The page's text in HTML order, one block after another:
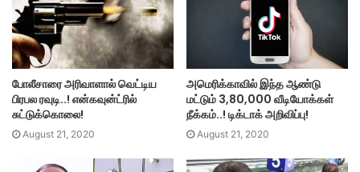
போலீசாரை அரிவாளால் வெட்டிய
பிரபல ரவுடி..! என்கவுன்ட்ரில்
சுட்டுக்கொலை!
August 21, 2020
அமெரிக்காவில் இந்த ஆண்டு
மட்டும் 3,80,000 வீடியோக்கள்
நீக்கம்..! டிக்டாக் அறிவிப்பு!
August 21, 2020